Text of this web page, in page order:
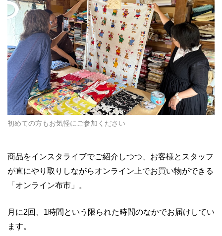
初めての方もお気軽にご参加ください
商品をインスタライブでご紹介しつつ、お客様とスタッフ
が直にやり取りしながらオンライン上でお買い物ができる
「オンライン布市」。
月に2回、1時間という限られた時間のなかでお届けしてい
ます。